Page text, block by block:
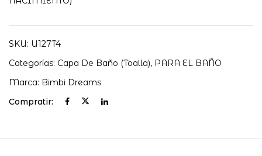
SKU: U127T4
Categorías: Capa De Baño (toalla), PARA EL BAÑO
Marca: Bimbi Dreams
Compratir: